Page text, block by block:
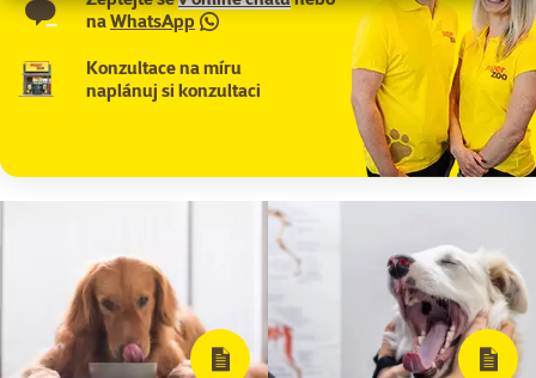
naWhatsApp
Konzultace na míru
naplánuj si konzultaci